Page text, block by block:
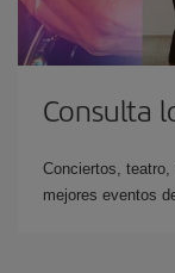
Consulta
Conciertos,
mejores eventos